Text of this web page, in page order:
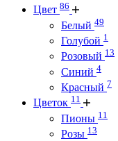
Цвет 86
Белый 49
Голубой 1
Розовый 13
Синий 4
Красный 7
Цветок 11
Пионы 11
Розы 13